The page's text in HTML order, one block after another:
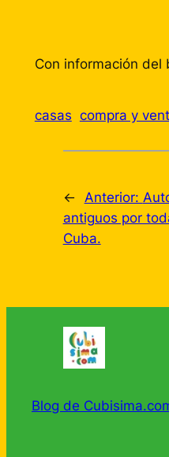
Con información del
casas compra y
← Anterior:
antiguos por
Cuba.
Blog de